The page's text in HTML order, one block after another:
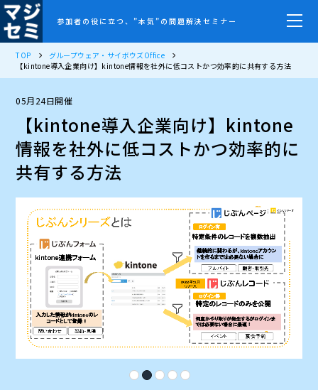
参加者の役に立つ、”本気”の問題解決セミナー
TOP
グループウェア・サイボウズOffice
【kintone導入企業向け】kintone情報を社外に低コストかつ効率的に共有する方法
05月24日開催
【kintone導入企業向け】kintone
情報を社外に低コストかつ効率的に
共有する方法